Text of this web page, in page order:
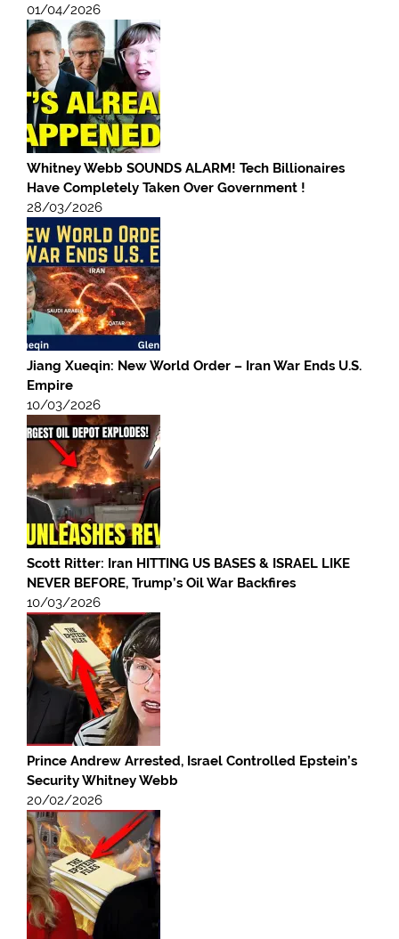
01/04/2026
Whitney Webb SOUNDS ALARM! Tech Billionaires
Have Completely Taken Over Government !
28/03/2026
Jiang Xueqin: New World Order – Iran War Ends U.S.
Empire
10/03/2026
Scott Ritter: Iran HITTING US BASES & ISRAEL LIKE
NEVER BEFORE, Trump’s Oil War Backfires
10/03/2026
Prince Andrew Arrested, Israel Controlled Epstein’s
Security Whitney Webb
20/02/2026